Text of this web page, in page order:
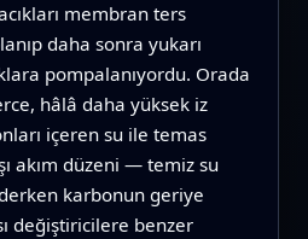
membran ters
daha sonra yukarı
pompalanıyordu. Orada
hâlâ daha yüksek iz
içeren su ile temas
akım düzeni — temiz su
karbonun geriye
değiştiricilere benzer